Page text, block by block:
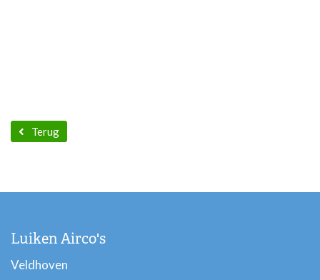
Terug
Luiken Airco's
Veldhoven